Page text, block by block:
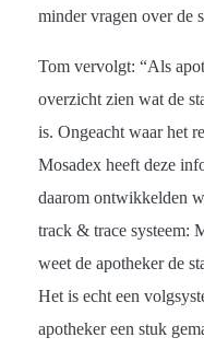
minder vragen over de
Tom vervolgt: “Als
overzicht zien wat de
is. Ongeacht waar het
Mosadex heeft deze
daarom ontwikkelden
track & trace systeem:
weet de apotheker de
Het is echt een
apotheker een stuk